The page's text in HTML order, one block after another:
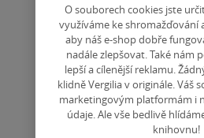
0.0
z
5
měkká
Netradiční vhled do naší
Nedostupné
O souborech cookies jste
využíváme ke shromažďování
aby náš e-shop dobře
nadále zlepšovat. Také nám
lepší a cílenější reklamu.
klidně Vergilia v originále. Váš
marketingovým platformám i
údaje. Ale vše bedlivě
knihovnu!